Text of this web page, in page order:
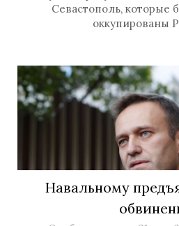
Севастополь, которые
оккупированы
Навальному